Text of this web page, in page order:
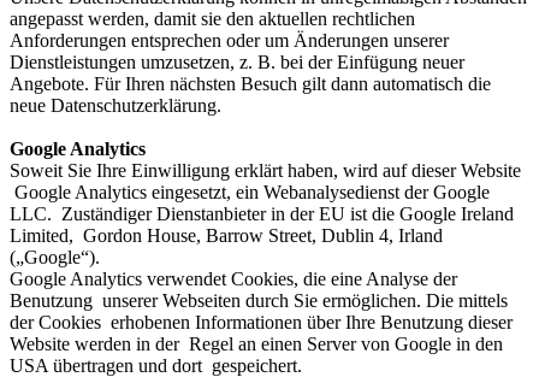
angepasst werden, damit sie den aktuellen rechtlichen
Anforderungen entsprechen oder um Änderungen unserer
Dienstleistungen umzusetzen, z. B. bei der Einfügung neuer
Angebote. Für Ihren nächsten Besuch gilt dann automatisch die
neue Datenschutzerklärung.
Google Analytics
Soweit Sie Ihre Einwilligung erklärt haben, wird auf dieser Website
Google Analytics eingesetzt, ein Webanalysedienst der Google
LLC. Zuständiger Dienstanbieter in der EU ist die Google Ireland
Limited, Gordon House, Barrow Street, Dublin 4, Irland
(„Google“).
Google Analytics verwendet Cookies, die eine Analyse der
Benutzung unserer Webseiten durch Sie ermöglichen. Die mittels
der Cookies erhobenen Informationen über Ihre Benutzung dieser
Website werden in der Regel an einen Server von Google in den
USA übertragen und dort gespeichert.